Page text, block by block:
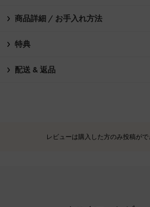
商品詳細 / お手入れ方法
特典
配送 & 返品
レビューは購入した方のみ投稿がで